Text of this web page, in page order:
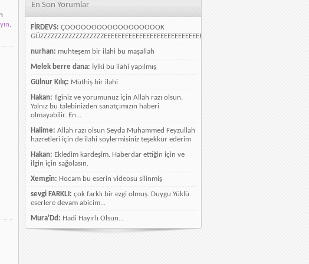
.
En Son Yorumlar
FİRDEVS: ÇOOOOOOOOOOOOOOOOOOK
GÜZZZZZZZZZZZZZZZZZZEEEEEEEEEEEEEEEEEEEEEEEEEEEEELLLLLLLLLLLLLLLLLLLLLLLL
nurhan: muhteşem bir ilahi bu maşallah
Melek berre dana: İyiki bu ilahi yapılmış
Gülnur Kılıç: Müthiş bir ilahi
Hakan: İlginiz ve yorumunuz için Allah razı olsun.
Yalnız bu talebinizden sanatçımızın haberi
olmayabilir. En...
Halime: Allah razı olsun Seyda Muhammed Feyzullah
hazretleri için de ilahi söylermisiniz teşekkür ederim
Hakan: Ekledim kardeşim. Haberdar ettiğin için ve
ilgin için sağolasın.
Xemgîn: Hocam bu eserin videosu silinmiş
sevgi FARKLI: çok farklı bir ezgi olmuş. Duygu Yüklü
eserlere devam abicim...
Mura'Dd: Hadi Hayırlı Olsun...